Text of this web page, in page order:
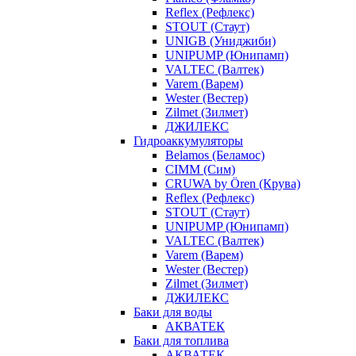
Reflex (Рефлекс)
STOUT (Стаут)
UNIGB (Униджиби)
UNIPUMP (Юнипамп)
VALTEC (Валтек)
Varem (Варем)
Wester (Вестер)
Zilmet (Зилмет)
ДЖИЛЕКС
Гидроаккумуляторы
Belamos (Беламос)
CIMM (Сим)
CRUWA by Ören (Крува)
Reflex (Рефлекс)
STOUT (Стаут)
UNIPUMP (Юнипамп)
VALTEC (Валтек)
Varem (Варем)
Wester (Вестер)
Zilmet (Зилмет)
ДЖИЛЕКС
Баки для воды
АКВАТЕК
Баки для топлива